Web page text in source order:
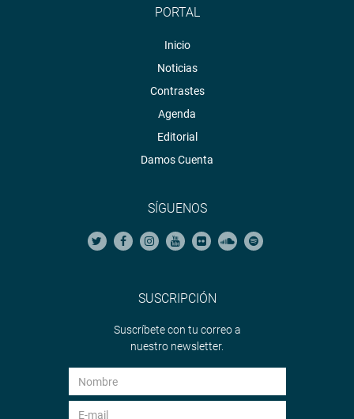
PORTAL
Inicio
Noticias
Contrastes
Agenda
Editorial
Damos Cuenta
SÍGUENOS
SUSCRIPCIÓN
Suscríbete con tu correo a
nuestro newsletter.